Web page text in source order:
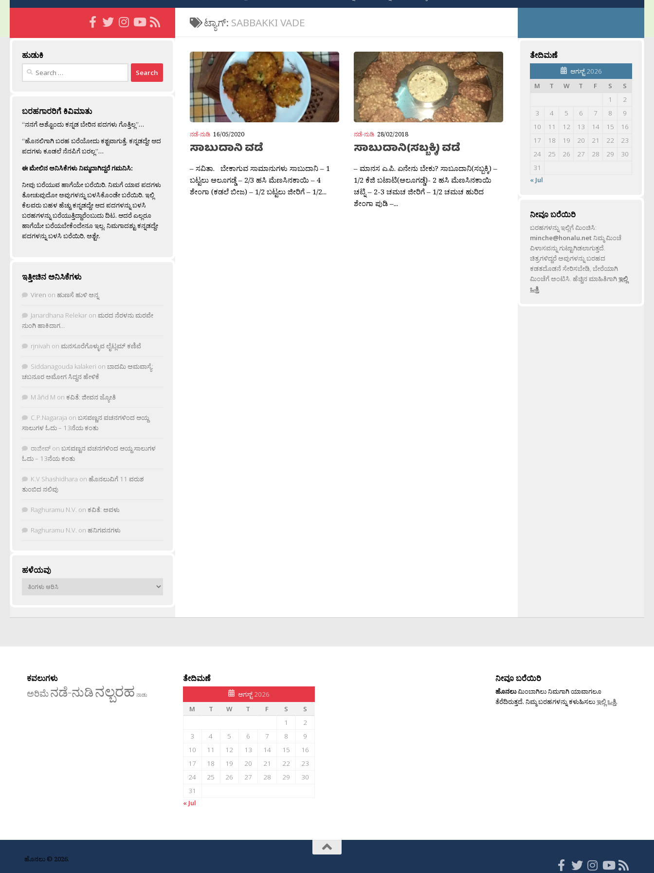
ಟ್ಯಾಗ್: SABBAKKI VADE
ನಡೆ-ನುಡಿ 16/05/2020
ಸಾಬುದಾನಿ ವಡೆ
– ಸವಿತಾ. ಬೇಕಾಗುವ ಸಾಮಾನುಗಳು ಸಾಬುದಾನಿ – 1
ಬಟ್ಟಲು ಆಲೂಗಡ್ಡೆ – 2/3 ಹಸಿ ಮೆಣಸಿನಕಾಯಿ – 4
ಶೇಂಗಾ (ಕಡಲೆ ಬೀಜ) – 1/2 ಬಟ್ಟಲು ಜೀರಿಗೆ – 1/2...
ನಡೆ-ನುಡಿ 28/02/2018
ಸಾಬುದಾನಿ(ಸಬ್ಬಕ್ಕಿ) ವಡೆ
– ಮಾನಸ ಎ.ಪಿ. ಏನೇನು ಬೇಕು? ಸಾಬೂದಾನಿ(ಸಬ್ಬಕ್ಕಿ) –
1/2 ಕೆಜಿ ಬಟಾಟಿ(ಆಲೂಗಡ್ಡೆ)- 2 ಹಸಿ ಮೆಣಸಿನಕಾಯಿ
ಚಟ್ನಿ – 2-3 ಚಮಚ ಜೀರಿಗೆ – 1/2 ಚಮಚ ಹುರಿದ
ಶೇಂಗಾ ಪುಡಿ –...
ಹುಡುಕಿ
Search
ಬರಹಗಾರರಿಗೆ ಕಿವಿಮಾತು
“ನನಗೆ ಅಶ್ಟೊಂದು ಕನ್ನಡ ಬೇರಿನ ಪದಗಳು ಗೊತ್ತಿಲ್ಲ”…
“ಹೊನಲಿಗಾಗಿ ಬರಹ ಬರೆಯೋದು ಕಶ್ಟವಾಗುತ್ತೆ. ಕನ್ನಡದ್ದೇ ಆದ
ಪದಗಳು ಕೂಡಲೆ ನೆನಪಿಗೆ ಬರಲ್ಲ”…
ಈ ಮೇಲಿನ ಅನಿಸಿಕೆಗಳು ನಿಮ್ಮದಾಗಿದ್ದರೆ ಗಮನಿಸಿ:
ನೀವು ಬರೆಯುವ ಹಾಗೆಯೇ ಬರೆಯಿರಿ. ನಿಮಗೆ ಯಾವ ಪದಗಳು
ತೋಚುವುದೋ ಅವುಗಳನ್ನು ಬಳಸಿಕೊಂಡೇ ಬರೆಯಿರಿ. ಇಲ್ಲಿ
ಕೆಲವರು ಬಹಳ ಹೆಚ್ಚು ಕನ್ನಡದ್ದೇ ಆದ ಪದಗಳನ್ನು ಬಳಸಿ
ಬರಹಗಳನ್ನು ಬರೆಯುತ್ತಿದ್ದಾರೆಂಬುದು ದಿಟ. ಆದರೆ ಎಲ್ಲರೂ
ಹಾಗೆಯೇ ಬರೆಯಬೇಕೆಂದೇನೂ ಇಲ್ಲ. ನಿಮಗಾದಶ್ಟು ಕನ್ನಡದ್ದೇ
ಪದಗಳನ್ನು ಬಳಸಿ ಬರೆಯಿರಿ, ಅಶ್ಟೇ.
ಇತ್ತೀಚಿನ ಅನಿಸಿಕೆಗಳು
Viren on ಹುಣಸೆ ಹುಳಿ ಅನ್ನ
Janardhana Relekar on ಮರದ ನೆರಳನು ಮರವೇ
ನುಂಗಿ ಹಾಕಿದಾಗ…
rjnivah on ಮನಸೂರೆಗೊಳ್ಳುವ ಲೈಟ್ಲಮ್ ಕಣಿವೆ
Siddanagouda kalakeri on ಬಾದಮಿ ಅಮವಾಸ್ಯೆ:
ಚಬನೂರ ಅಮೋಗ ಸಿದ್ದನ ಹೇಳಿಕೆ
M âñd M on ಕವಿತೆ: ಜೀವನ ಜ್ಯೋತಿ
C.P.Nagaraja on ಬಸವಣ್ಣನ ವಚನಗಳಿಂದ ಆಯ್ದ
ಸಾಲುಗಳ ಓದು – 13ನೆಯ ಕಂತು
ರಾಜೀವ್ on ಬಸವಣ್ಣನ ವಚನಗಳಿಂದ ಆಯ್ದ ಸಾಲುಗಳ
ಓದು – 13ನೆಯ ಕಂತು
K.V Shashidhara on ಹೊನಲುವಿಗೆ 11 ವರುಶ
ತುಂಬಿದ ನಲಿವು
Raghuramu N.V. on ಕವಿತೆ: ಅವಳು
Raghuramu N.V. on ಹನಿಗವನಗಳು
ಹಳೆಯವು
ಹಳೆಯವು
ತೇದಿಮಣೆ
ಆಗಸ್ಟ್ 2026
M
T W T F S
S
1
2
3
4 5 6 7 8
9
10
11 12 13 14 15
16
17
18 19 20 21 22
23
24
25 26 27 28 29
30
31
« Jul
ನೀವೂ ಬರೆಯಿರಿ
ಬರಹಗಳನ್ನು ಇಲ್ಲಿಗೆ ಮಿಂಚಿಸಿ:
minche@honalu.netನಿಮ್ಮ ಮಿಂಚೆ
ವಿಳಾಸವನ್ನು ಗುಟ್ಟಾಗಿಡಲಾಗುತ್ತದೆ.
ಚಿತ್ರಗಳಿದ್ದರೆ ಅವುಗಳನ್ನು ಬರಹದ
ಕಡತದೊಡನೆ ಸೇರಿಸಬೇಡಿ, ಬೇರೆಯಾಗಿ
ಮಿಂಚೆಗೆ ಅಂಟಿಸಿ. ಹೆಚ್ಚಿನ ಮಾಹಿತಿಗಾಗಿಇಲ್ಲಿ
ಒತ್ತಿ.
ಕವಲುಗಳು
ಅರಿಮೆನಡೆ-ನುಡಿನಲ್ಬರಹ ನಾಡು
ತೇದಿಮಣೆ
ಆಗಸ್ಟ್ 2026
M
T W T F S
S
1
2
3
4 5 6 7 8
9
10
11 12 13 14 15
16
17
18 19 20 21 22
23
24
25 26 27 28 29
30
31
« Jul
ನೀವೂ ಬರೆಯಿರಿ
ಹೊನಲುಮಿಂಬಾಗಿಲು ನಿಮಗಾಗಿ ಯಾವಾಗಲೂ
ತೆರೆದಿರುತ್ತದೆ. ನಿಮ್ಮ ಬರಹಗಳನ್ನು ಕಳುಹಿಸಲುಇಲ್ಲಿ ಒತ್ತಿ.
ಹೊನಲು © 2026.